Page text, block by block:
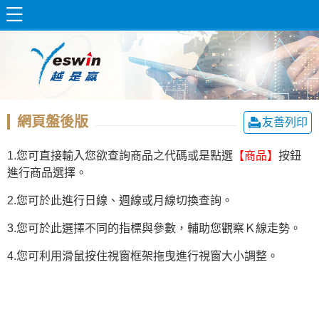
友善列印
網頁盤後版
1.您可直接輸入您欲查詢商品之代碼或是點選 【商品】 按鈕
進行商品選擇。
2.您可於此進行日線、週線或月線切換查詢。
3.您可於此選擇不同的指標與參數，輔助您觀察Ｋ線走勢。
4.您可利用滑鼠按住視窗框架拖曳進行視窗大小調整。